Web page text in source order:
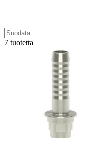
7 tuotetta